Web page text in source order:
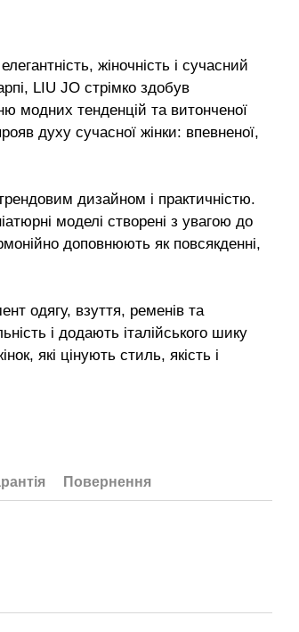
жіночність і сучасний
LIU JO стрімко здобув
модних тенденцій та витонченої
духу сучасної жінки: впевненої,
дизайном і практичністю.
моделі створені з увагою до
доповнюють як повсякденні,
одягу, взуття, ременів та
і додають італійського шику
які цінують стиль, якість і
Повернення